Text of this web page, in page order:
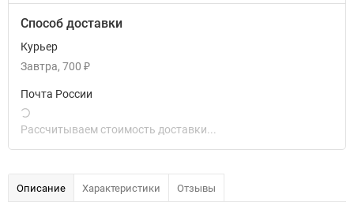
Способ доставки
Курьер
Завтра 700 ₽
Почта России
Рассчитываем стоимость доставки...
Описание Характеристики Отзывы